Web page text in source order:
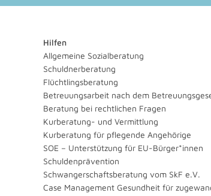
Hilfen
Allgemeine Sozialberatung
Schuldnerberatung
Flüchtlingsberatung
Betreuungsarbeit nach dem
Beratung bei rechtlichen Fragen
Kurberatung- und Vermittlung
Kurberatung für pflegende Angehörige
SOE – Unterstützung für EU-Bürger*innen
Schuldenprävention
Schwangerschaftsberatung vom SkF e.V.
Case Management Gesundheit für